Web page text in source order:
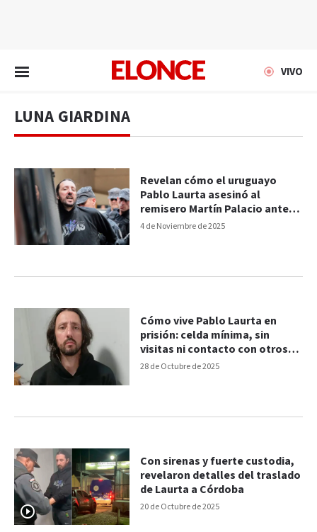
VIVO
LUNA GIARDINA
4 de Noviembre de 2025
Revelan cómo el uruguayo
Pablo Laurta asesinó al
remisero Martín Palacio antes
de huir a Córdoba
28 de Octubre de 2025
Cómo vive Pablo Laurta en
prisión: celda mínima, sin
visitas ni contacto con otros
presos
20 de Octubre de 2025
Con sirenas y fuerte custodia,
revelaron detalles del traslado
de Laurta a Córdoba